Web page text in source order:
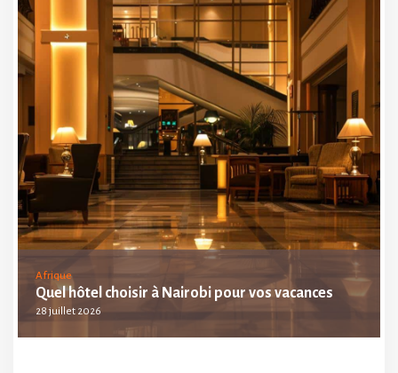
Afrique
Quel hôtel choisir à Nairobi pour vos vacances
28 juillet 2026